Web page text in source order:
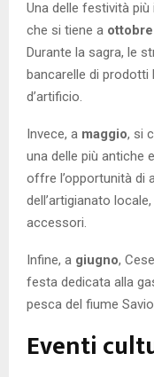
Una delle festività
che si tiene a ottobre
Durante la sagra, le
bancarelle di
d’artificio.
Invece, a maggio, si
una delle più antiche
offre l’opportunità di
dell’artigianato
accessori.
Infine, a giugno,
festa dedicata alla
pesca del fiume
Eventi